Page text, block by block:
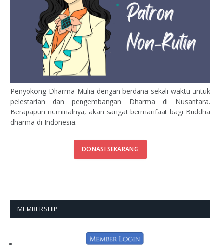
Penyokong Dharma Mulia dengan berdana sekali waktu untuk
pelestarian dan pengembangan Dharma di Nusantara.
Berapapun nominalnya, akan sangat bermanfaat bagi Buddha
dharma di Indonesia.
DONASI SEKARANG
MEMBERSHIP